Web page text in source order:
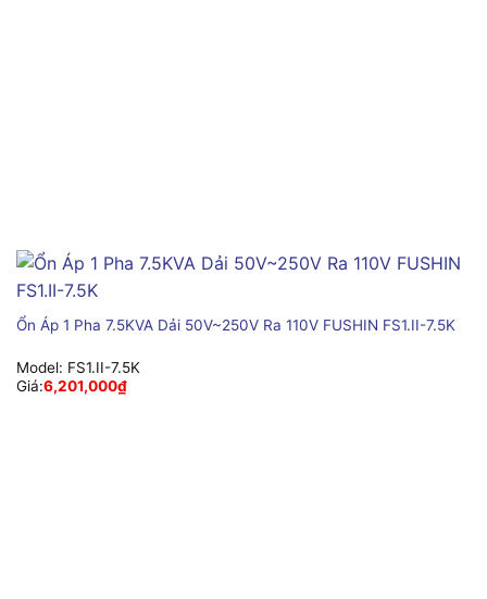
Ổn Áp 1 Pha 7.5KVA Dải 50V~250V Ra 110V FUSHIN FS1.II-7.5K
Model: FS1.II-7.5K
Giá:6,201,000₫